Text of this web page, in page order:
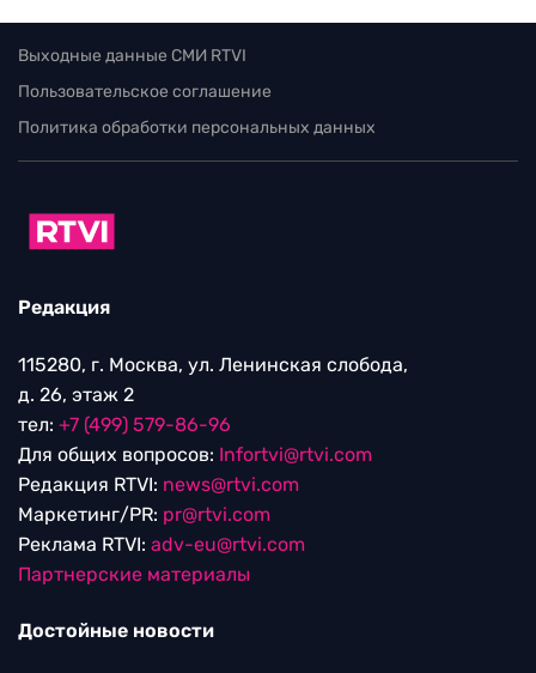
Выходные данные СМИ RTVI
Пользовательское соглашение
Политика обработки персональных данных
Редакция
115280, г. Москва, ул. Ленинская слобода,
д. 26, этаж 2
тел: +7 (499) 579-86-96
Для общих вопросов: Infortvi@rtvi.com
Редакция RTVI: news@rtvi.com
Маркетинг/PR: pr@rtvi.com
Реклама RTVI: adv-eu@rtvi.com
Партнерские материалы
Достойные новости